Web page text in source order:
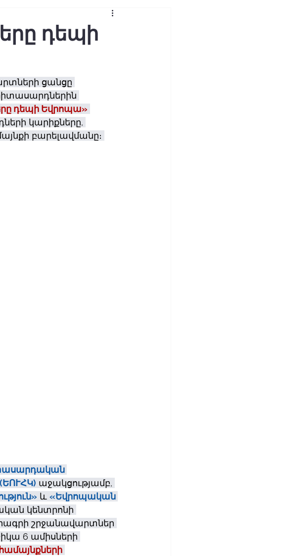
դեպի
ցանցը
դեպի Եվրոպա»
կարիքները,
բարելավմանը։
աջակցությամբ,
և «Եվրոպական
կենտրոնի
շրջանավարտներ
6 ամիսների